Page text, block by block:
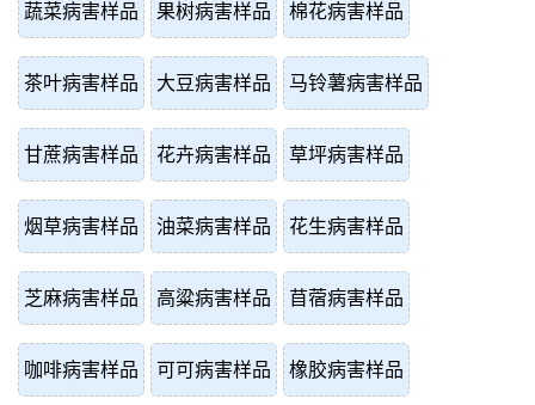
蔬菜病害样品 果树病害样品 棉花病害样品
茶叶病害样品 大豆病害样品 马铃薯病害样品
甘蔗病害样品 花卉病害样品 草坪病害样品
烟草病害样品 油菜病害样品 花生病害样品
芝麻病害样品 高粱病害样品 苜蓿病害样品
咖啡病害样品 可可病害样品 橡胶病害样品